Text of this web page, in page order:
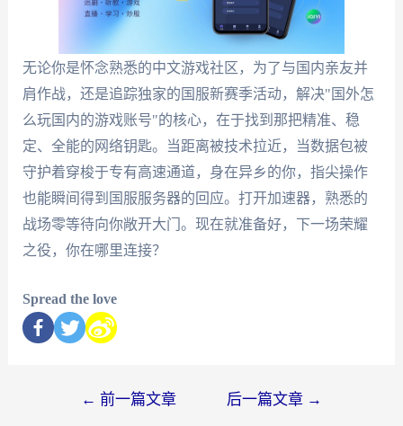
无论你是怀念熟悉的中文游戏社区，为了与国内亲友并
肩作战，还是追踪独家的国服新赛季活动，解决"国外怎
么玩国内的游戏账号"的核心，在于找到那把精准、稳
定、全能的网络钥匙。当距离被技术拉近，当数据包被
守护着穿梭于专有高速通道，身在异乡的你，指尖操作
也能瞬间得到国服服务器的回应。打开加速器，熟悉的
战场零等待向你敞开大门。现在就准备好，下一场荣耀
之役，你在哪里连接？
Spread the love
← 前一篇文章 后一篇文章 →